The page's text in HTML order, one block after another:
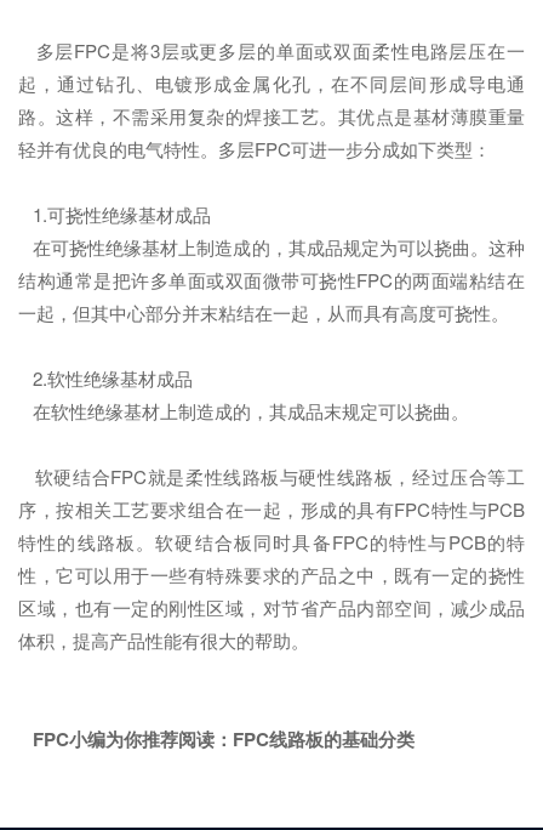
多层FPC是将3层或更多层的单面或双面柔性电路层压在一
起，通过钻孔、电镀形成金属化孔，在不同层间形成导电通
路。这样，不需采用复杂的焊接工艺。其优点是基材薄膜重量
轻并有优良的电气特性。多层FPC可进一步分成如下类型：
1.可挠性绝缘基材成品
在可挠性绝缘基材上制造成的，其成品规定为可以挠曲。这种
结构通常是把许多单面或双面微带可挠性FPC的两面端粘结在
一起，但其中心部分并末粘结在一起，从而具有高度可挠性。
2.软性绝缘基材成品
在软性绝缘基材上制造成的，其成品末规定可以挠曲。
软硬结合FPC就是柔性线路板与硬性线路板，经过压合等工
序，按相关工艺要求组合在一起，形成的具有FPC特性与PCB
特性的线路板。软硬结合板同时具备FPC的特性与PCB的特
性，它可以用于一些有特殊要求的产品之中，既有一定的挠性
区域，也有一定的刚性区域，对节省产品内部空间，减少成品
体积，提高产品性能有很大的帮助。
FPC小编为你推荐阅读： FPC线路板的基础分类